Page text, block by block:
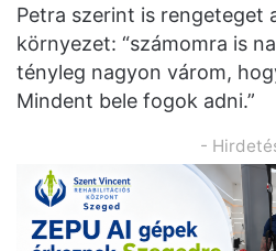
Petra szerint is rengeteget
környezet: “számomra is
tényleg nagyon várom,
Mindent bele fogok adni.”
-